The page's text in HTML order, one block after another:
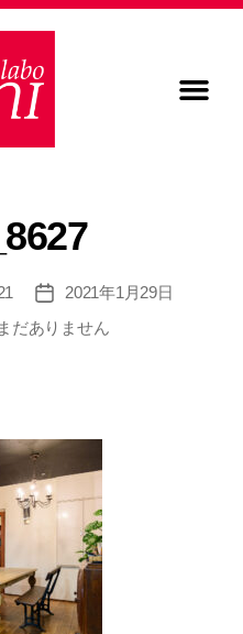
2021年1月29日
だありません